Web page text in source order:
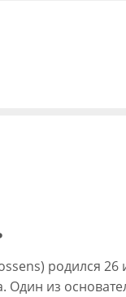
родился
из